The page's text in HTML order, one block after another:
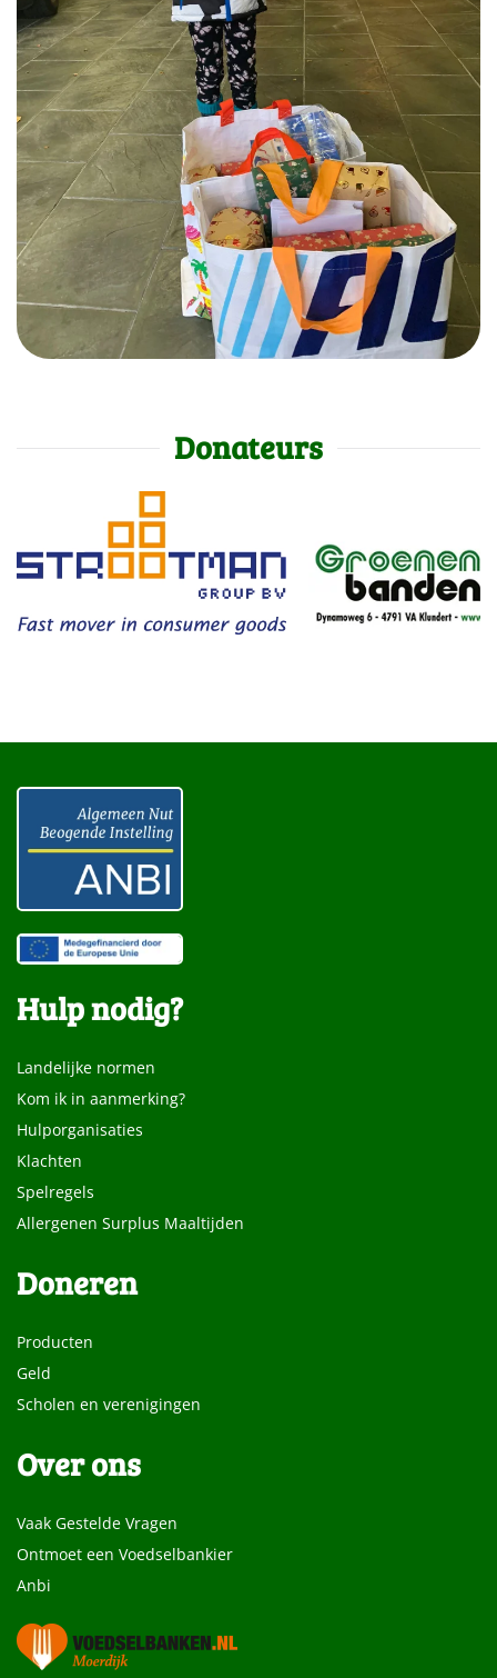
Donateurs
Hulp nodig?
Landelijke normen
Kom ik in aanmerking?
Hulporganisaties
Klachten
Spelregels
Allergenen Surplus Maaltijden
Doneren
Producten
Geld
Scholen en verenigingen
Over ons
Vaak Gestelde Vragen
Ontmoet een Voedselbankier
Anbi